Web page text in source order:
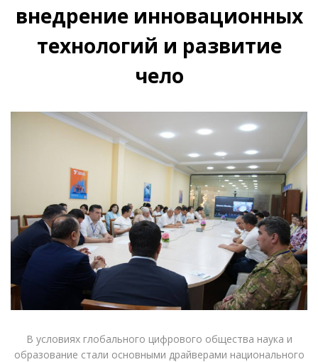
внедрение инновационных
технологий и развитие
чело
В условиях глобального цифрового общества наука и
образование стали основными драйверами национального